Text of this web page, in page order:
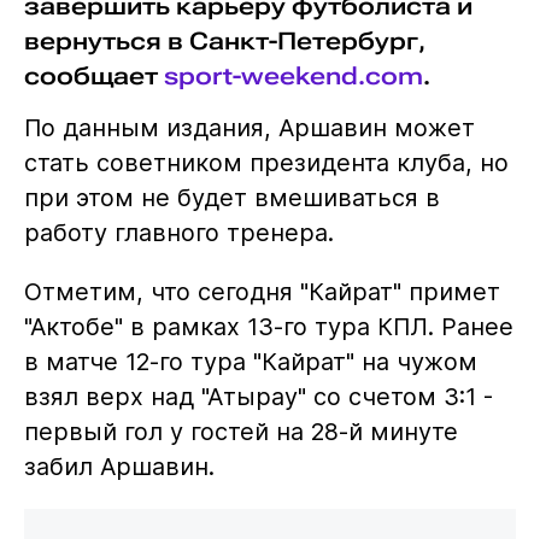
завершить карьеру футболиста и
вернуться в Санкт-Петербург,
сообщает sport-weekend.com.
По данным издания, Аршавин может
стать советником президента клуба, но
при этом не будет вмешиваться в
работу главного тренера.
Отметим, что сегодня "Кайрат" примет
"Актобе" в рамках 13-го тура КПЛ. Ранее
в матче 12-го тура "Кайрат" на чужом
взял верх над "Атырау" со счетом 3:1 -
первый гол у гостей на 28-й минуте
забил Аршавин.